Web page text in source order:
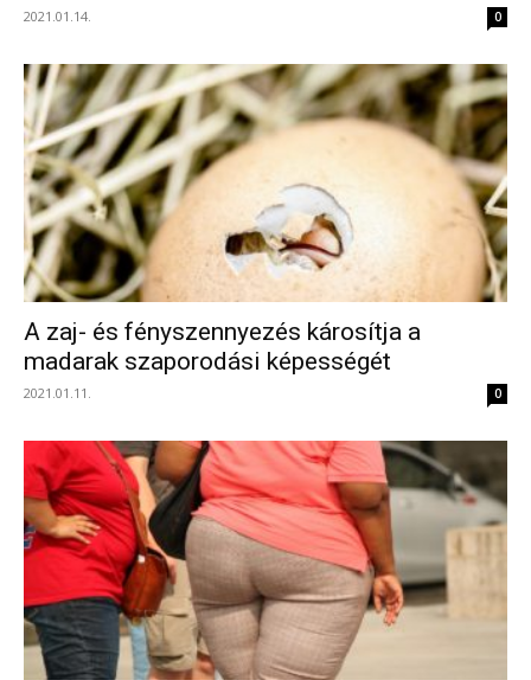
2021.01.14. 0
A zaj- és fényszennyezés károsítja a
madarak szaporodási képességét
2021.01.11. 0